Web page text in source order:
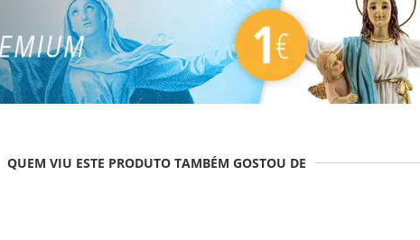
QUEM VIU ESTE PRODUTO TAMBÉM GOSTOU DE